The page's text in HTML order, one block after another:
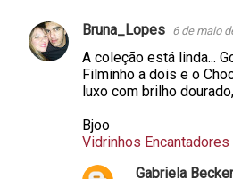
Bruna_Lopes 6 de maio
A coleção está linda...
Filminho a dois e o
luxo com brilho
Bjoo
Vidrinhos Encantadores
Gabriela Becker